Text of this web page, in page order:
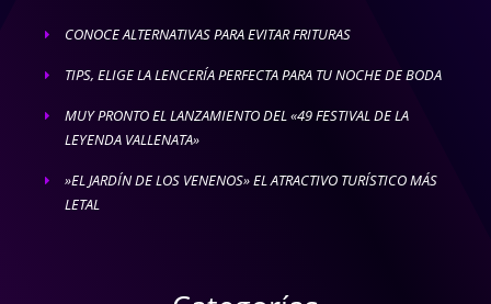
E CONOCE ALTERNATIVAS PARA EVITAR FRITURAS
E TIPS, ELIGE LA LENCERÍA PERFECTA PARA TU NOCHE DE BODA
E
MUY PRONTO EL LANZAMIENTO DEL «49 FESTIVAL DE LA
LEYENDA VALLENATA»
E
»EL JARDÍN DE LOS VENENOS» EL ATRACTIVO TURÍSTICO MÁS
LETAL